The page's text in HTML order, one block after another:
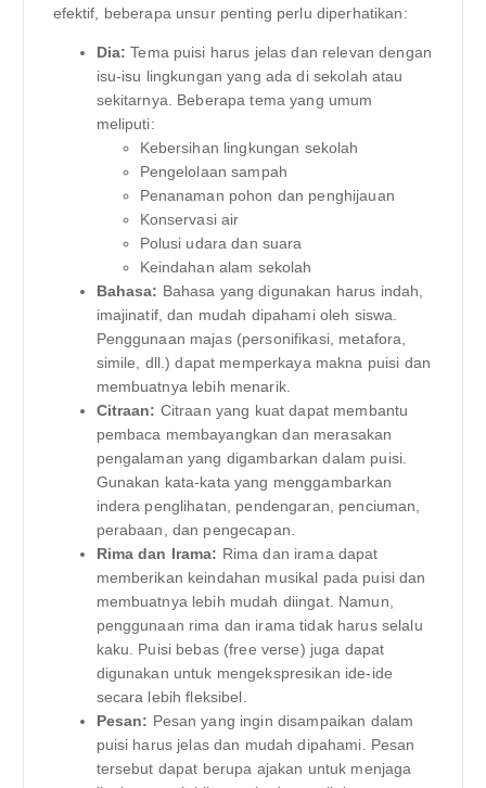
efektif, beberapa unsur penting perlu diperhatikan:
Dia: Tema puisi harus jelas dan relevan dengan
isu-isu lingkungan yang ada di sekolah atau
sekitarnya. Beberapa tema yang umum
meliputi:
Kebersihan lingkungan sekolah
Pengelolaan sampah
Penanaman pohon dan penghijauan
Konservasi air
Polusi udara dan suara
Keindahan alam sekolah
Bahasa: Bahasa yang digunakan harus indah,
imajinatif, dan mudah dipahami oleh siswa.
Penggunaan majas (personifikasi, metafora,
simile, dll.) dapat memperkaya makna puisi dan
membuatnya lebih menarik.
Citraan: Citraan yang kuat dapat membantu
pembaca membayangkan dan merasakan
pengalaman yang digambarkan dalam puisi.
Gunakan kata-kata yang menggambarkan
indera penglihatan, pendengaran, penciuman,
perabaan, dan pengecapan.
Rima dan Irama: Rima dan irama dapat
memberikan keindahan musikal pada puisi dan
membuatnya lebih mudah diingat. Namun,
penggunaan rima dan irama tidak harus selalu
kaku. Puisi bebas (free verse) juga dapat
digunakan untuk mengekspresikan ide-ide
secara lebih fleksibel.
Pesan: Pesan yang ingin disampaikan dalam
puisi harus jelas dan mudah dipahami. Pesan
tersebut dapat berupa ajakan untuk menjaga